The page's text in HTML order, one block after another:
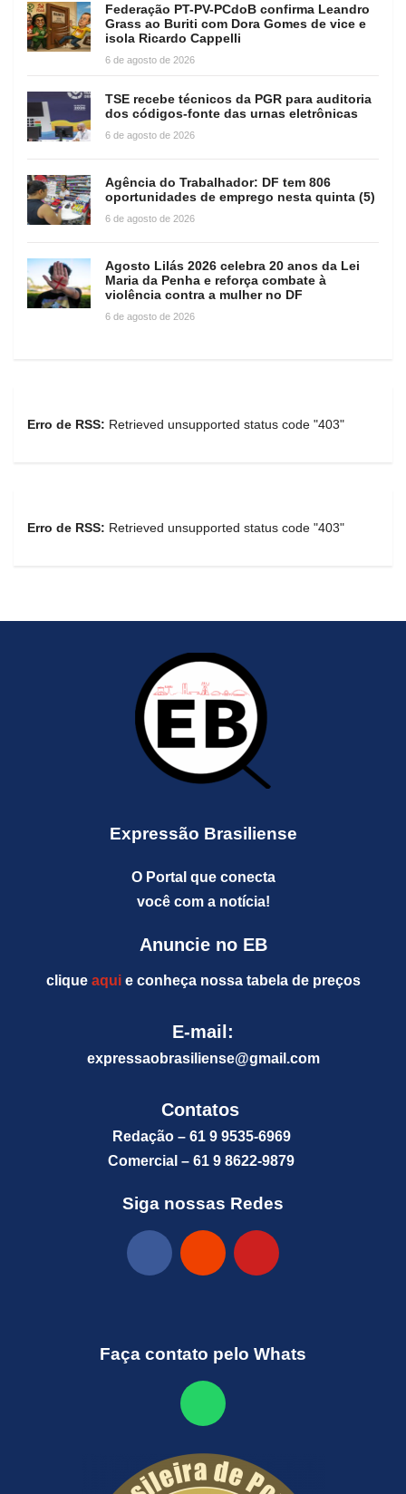
Federação PT-PV-PCdoB confirma Leandro
Grass ao Buriti com Dora Gomes de vice e
isola Ricardo Cappelli
6 de agosto de 2026
TSE recebe técnicos da PGR para auditoria
dos códigos-fonte das urnas eletrônicas
6 de agosto de 2026
Agência do Trabalhador: DF tem 806
oportunidades de emprego nesta quinta (5)
6 de agosto de 2026
Agosto Lilás 2026 celebra 20 anos da Lei
Maria da Penha e reforça combate à
violência contra a mulher no DF
6 de agosto de 2026
Erro de RSS: Retrieved unsupported status code "403"
Erro de RSS: Retrieved unsupported status code "403"
Expressão Brasiliense
O Portal que conecta
você com a notícia!
Anuncie no EB
clique aquie conheça nossa tabela de preços
E-mail:
expressaobrasiliense@gmail.com
Contatos
Redação – 61 9 9535-6969
Comercial – 61 9 8622-9879
Siga nossas Redes
Faça contato pelo Whats